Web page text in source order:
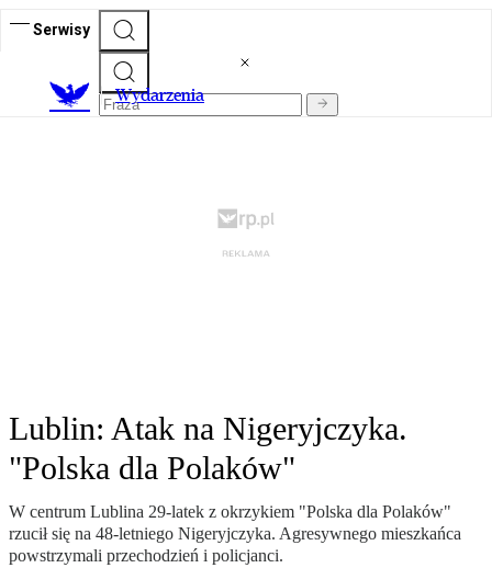
Serwisy
Wydarzenia
Lublin: Atak na Nigeryjczyka.
"Polska dla Polaków"
W centrum Lublina 29-latek z okrzykiem "Polska dla Polaków"
rzucił się na 48-letniego Nigeryjczyka. Agresywnego mieszkańca
powstrzymali przechodzień i policjanci.